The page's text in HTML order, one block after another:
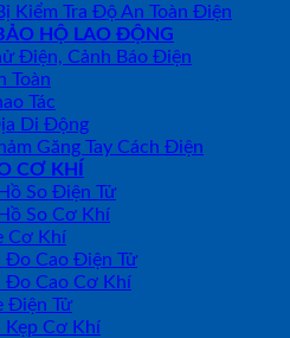
Kiểm Tra Độ An Toàn Điện
HỘ LAO ĐỘNG
Điện, Cảnh Báo Điện
Toàn
Tác
Di Động
Găng Tay Cách Điện
CƠ KHÍ
So Điện Tử
So Cơ Khí
Cơ Khí
Đo Cao Điện Tử
Đo Cao Cơ Khí
Điện Tử
Kẹp Cơ Khí